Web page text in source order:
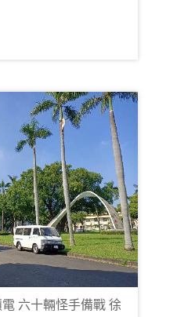
六十輛怪手備戰 徐